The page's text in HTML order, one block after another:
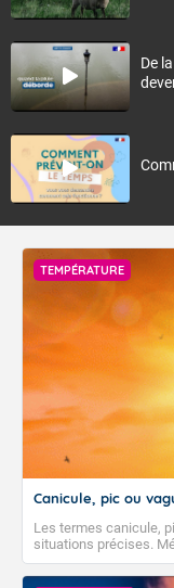
De
TEMPÉRATURE
Canicule, pic ou
Les termes canicule,
situations précises.
climatologiques pour
peuvent avoir des